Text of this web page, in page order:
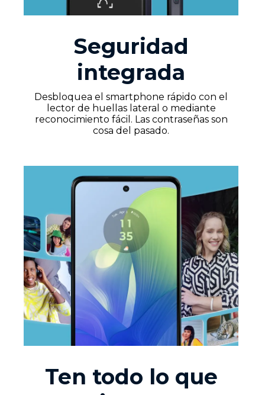
Seguridad
integrada
Desbloquea el smartphone rápido con el
lector de huellas lateral o mediante
reconocimiento fácil. Las contraseñas son
cosa del pasado.
Ten todo lo que